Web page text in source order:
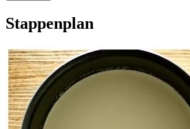
Stappenplan